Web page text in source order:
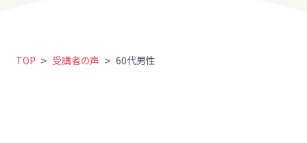
TOP > 受講者の声 > 60代男性